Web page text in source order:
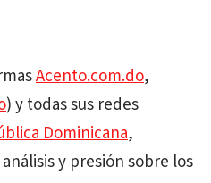
Acento.com.do,
) y todas sus redes
Dominicana,
y presión sobre los